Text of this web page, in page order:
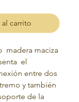
carrito
madera maciza
el
entre dos
y también
de la